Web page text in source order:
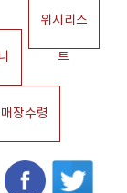
위시리스
트
매장수령